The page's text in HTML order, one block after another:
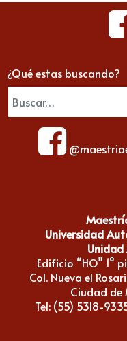
¿Qué estas buscando?
Universidad
Edificio “HO” 1°
Col. Nueva el
Ciudad de
Tel: (55) 5318-